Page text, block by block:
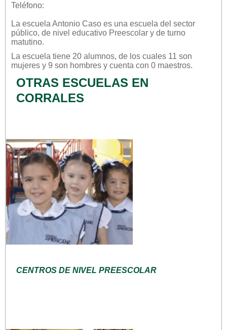
Teléfono:
La escuela Antonio Caso es una escuela del sector
público, de nivel educativo Preescolar y de turno
matutino.
La escuela tiene 20 alumnos, de los cuales 11 son
mujeres y 9 son hombres y cuenta con 0 maestros.
OTRAS ESCUELAS EN
CORRALES
CENTROS DE NIVEL PREESCOLAR